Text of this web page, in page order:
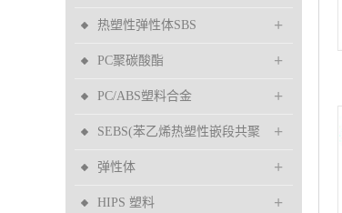
热塑性弹性体SBS +
PC聚碳酸酯 +
PC/ABS塑料合金 +
SEBS(苯乙烯热塑性嵌段共聚
物)
+
弹性体 +
HIPS 塑料 +